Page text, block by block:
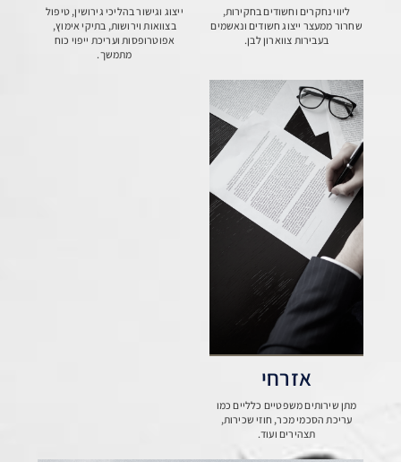
ליווי נחקרים וחשודים בחקירות,
שחרור ממעצר ייצוג חשודים ונאשמים
בעבירות צווארון לבן.
ייצוג וגישור בהליכי גירושין, טיפול
בצוואות וירושות, בתיקי אימוץ,
אפוטרופסות ועריכת ייפוי כוח
מתמשך.
אזרחי
מתן שירותים משפטיים כלליים כמו
עריכת הסכמי מכר, חוזי שכירות,
תצהירים ועוד.